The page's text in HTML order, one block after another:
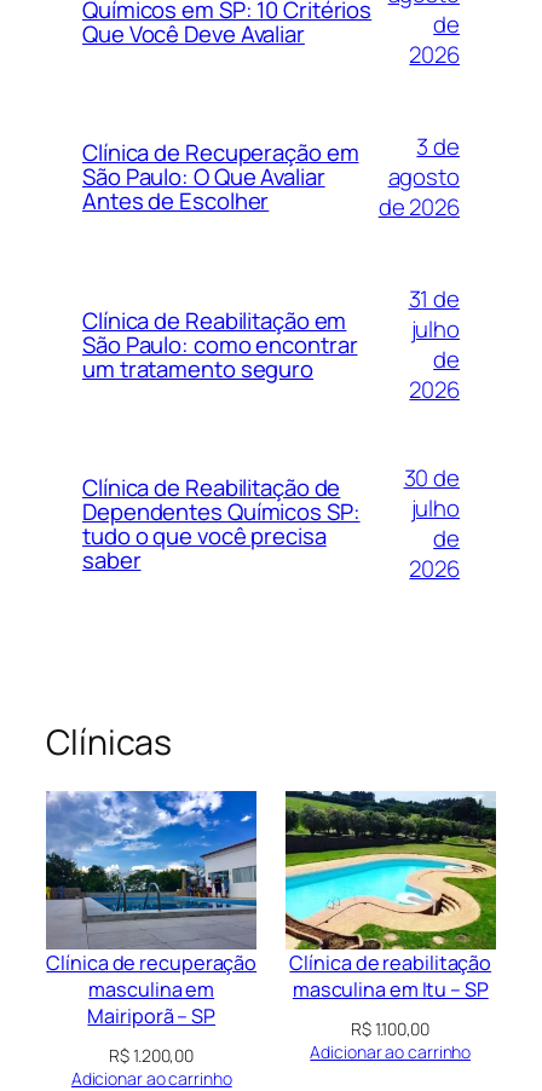
Químicos em SP: 10 Critérios
Que Você Deve Avaliar
de
2026
Clínica de Recuperação em
São Paulo: O Que Avaliar
Antes de Escolher
3 de
agosto
de 2026
Clínica de Reabilitação em
São Paulo: como encontrar
um tratamento seguro
31 de
julho
de
2026
Clínica de Reabilitação de
Dependentes Químicos SP:
tudo o que você precisa
saber
30 de
julho
de
2026
Clínicas
Clínica de recuperação
masculina em
Mairiporã – SP
R$1.200,00
Adicionar ao carrinho
Clínica de reabilitação
masculina em Itu – SP
R$1.100,00
Adicionar ao carrinho